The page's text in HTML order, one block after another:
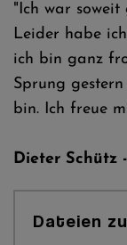
"Ich war
Leider habe
ich bin ganz
Sprung
bin. Ich freue
Dieter Schütz
Dateien